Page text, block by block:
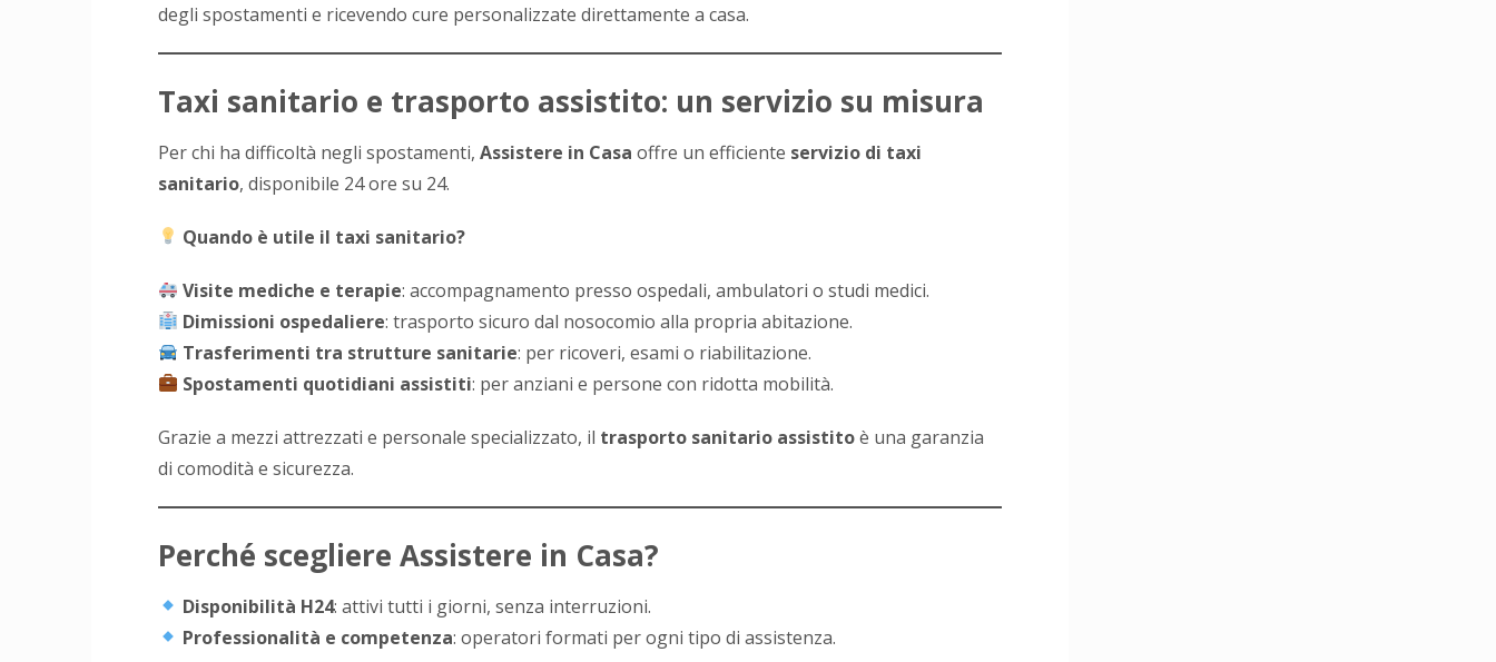
degli spostamenti e ricevendo cure personalizzate direttamente a casa.
Taxi sanitario e trasporto assistito: un servizio su misura
Per chi ha difficoltà negli spostamenti, Assistere in Casa offre un efficiente servizio di taxi
sanitario, disponibile 24 ore su 24.
Quando è utile il taxi sanitario?
Visite mediche e terapie: accompagnamento presso ospedali, ambulatori o studi medici.
Dimissioni ospedaliere: trasporto sicuro dal nosocomio alla propria abitazione.
Trasferimenti tra strutture sanitarie: per ricoveri, esami o riabilitazione.
Spostamenti quotidiani assistiti: per anziani e persone con ridotta mobilità.
Grazie a mezzi attrezzati e personale specializzato, il trasporto sanitario assistitoè una garanzia
di comodità e sicurezza.
Perché scegliere Assistere in Casa?
Disponibilità H24: attivi tutti i giorni, senza interruzioni.
Professionalità e competenza: operatori formati per ogni tipo di assistenza.